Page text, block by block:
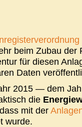
beim Zubau der
für diesen
Daten
2015 — dem
die
mit der
wurde.